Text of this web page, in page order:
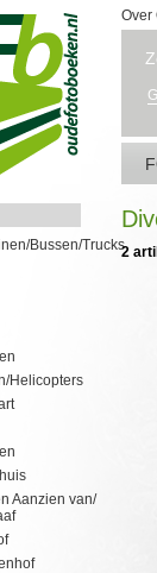
Over
Bussen/Trucks
Helicopters
Aanzien van/
2